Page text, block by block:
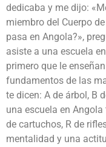
dedicaba y me dijo:
miembro del Cuerpo
pasa en Angola?»,
asiste a una escuela
primero que le
fundamentos de las
te dicen: A de árbol, B
una escuela en Angola
de cartuchos, R de
mentalidad y una